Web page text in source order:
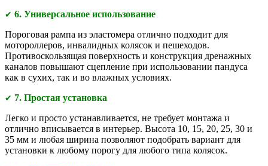
✔ 6. Универсальное использование
Пороговая рампа из эластомера отлично подходит для
мотороллеров, инвалидных колясок и пешеходов.
Противоскользящая поверхность и конструкция дренажных
каналов повышают сцепление при использовании пандуса
как в сухих, так и во влажных условиях.
✔ 7. Простая установка
Легко и просто устанавливается, не требует монтажа и
отлично вписывается в интерьер. Высота 10, 15, 20, 25, 30 и
35 мм и любая ширина позволяют подобрать вариант для
установки к любому порогу для любого типа колясок.